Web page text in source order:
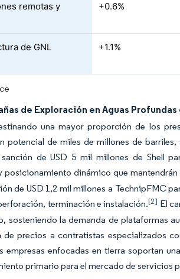
remotas y
+0.6%
de GNL
+1.1%
de Exploración en Aguas
una mayor proporción de los
potencial de miles de millones de
de USD 5 mil millones de Shell
posicionamiento dinámico que
de USD 1,2 mil millones a TechnipFMC
terminación e instalación.[2] El
sosteniendo la demanda de plataformas
precios a contratistas especializados
empresas enfocadas en tierra soportan
primario para el mercado de servicios